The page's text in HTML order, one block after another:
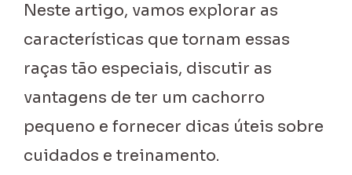
Neste artigo, vamos explorar as
características que tornam essas
raças tão especiais, discutir as
vantagens de ter um cachorro
pequeno e fornecer dicas úteis sobre
cuidados e treinamento.